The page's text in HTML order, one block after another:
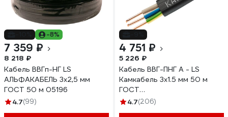
-8%
7 359 ₽
8 218 ₽
Кабель ВВГп-НГ LS
АЛЬФАКАБЕЛЬ 3х2,5 мм
ГОСТ 50 м 05196
4.7(99)
4 751 ₽
5 226 ₽
Кабель ВВГ-ПНГ А - LS
Камкабель 3x1.5 мм 50 м
ГОСТ
1157К30FG00070А0050М
4.7(206)